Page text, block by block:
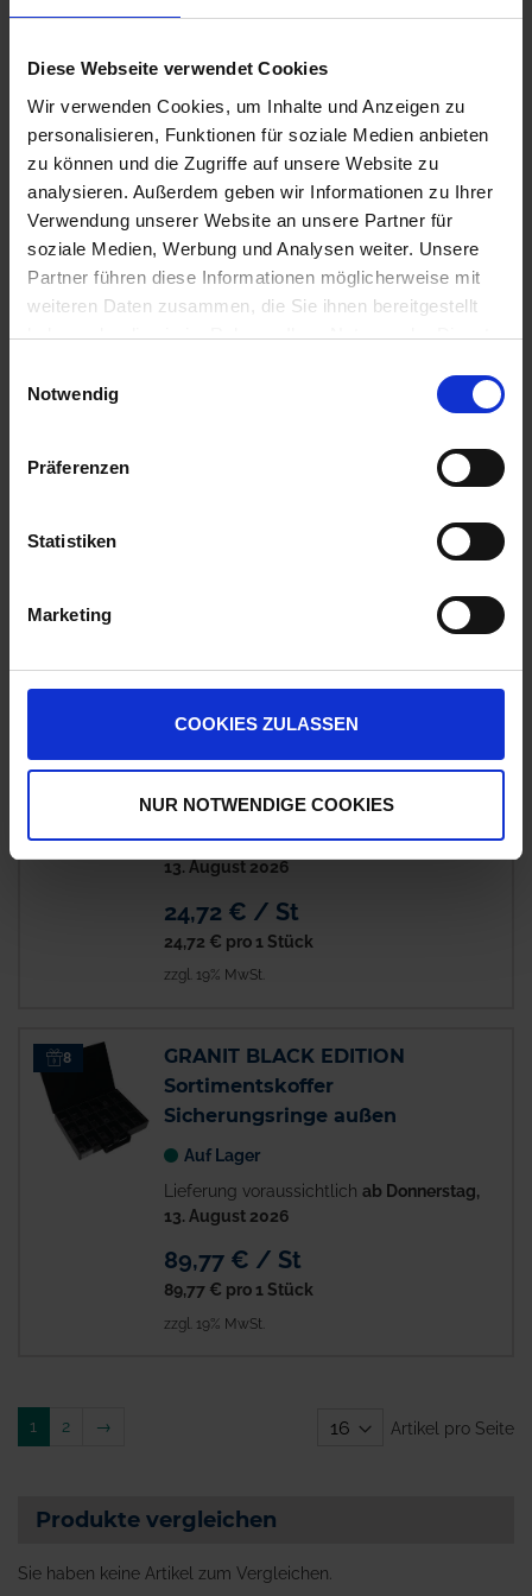
Diese Webseite verwendet Cookies
Wir verwenden Cookies, um Inhalte und Anzeigen zu
personalisieren, Funktionen für soziale Medien anbieten
zu können und die Zugriffe auf unsere Website zu
analysieren. Außerdem geben wir Informationen zu Ihrer
Verwendung unserer Website an unsere Partner für
soziale Medien, Werbung und Analysen weiter. Unsere
Partner führen diese Informationen möglicherweise mit
weiteren Daten zusammen, die Sie ihnen bereitgestellt
haben oder die sie im Rahmen Ihrer Nutzung der Dienste
Notwendig
Präferenzen
Statistiken
Marketing
COOKIES ZULASSEN
NUR NOTWENDIGE COOKIES
17,26 €pro 1 Stück
2
GRANIT Sortiment
Kotflügelscheiben
Auf Lager
13. August 2026
26,02 € / St
ab Donnerstag,
GRANIT Sortiment
Sicherungsringe
Auf Lager
Lieferung voraussichtlichab Donnerstag,
13. August 2026
24,72 € / St
24,72 € pro 1 Stück
zzgl. 19% MwSt.
8
GRANIT BLACK EDITION
Sortimentskoffer
Sicherungsringe außen
Auf Lager
Lieferung voraussichtlich ab Donnerstag,
13. August 2026
89,77 € / St
89,77 € pro 1 Stück
zzgl. 19% MwSt.
1 2 Weiter
→ Artikel pro Seite
Produkte vergleichen
Sie haben keine Artikel zum Vergleichen.